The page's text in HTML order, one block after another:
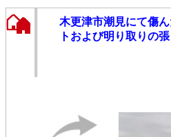
木更津市潮見にて傷
トおよび明り取りの